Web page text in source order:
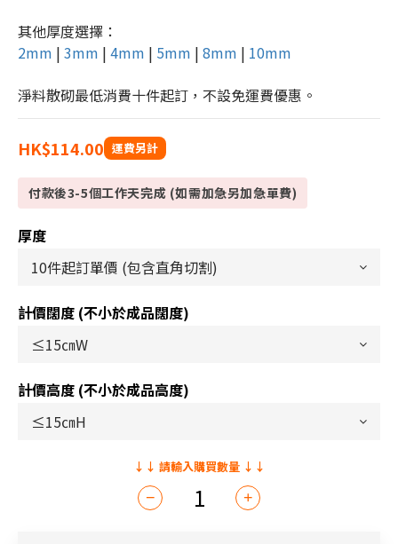
其他厚度選擇：
2mm | 3mm | 4mm | 5mm | 8mm | 10mm
淨料散砌最低消費十件起訂，不設免運費優惠。
HK$114.00
付款後3-5個工作天完成 (如需加急另加急單費)
厚度
計價闊度 (不小於成品闊度)
計價高度 (不小於成品高度)